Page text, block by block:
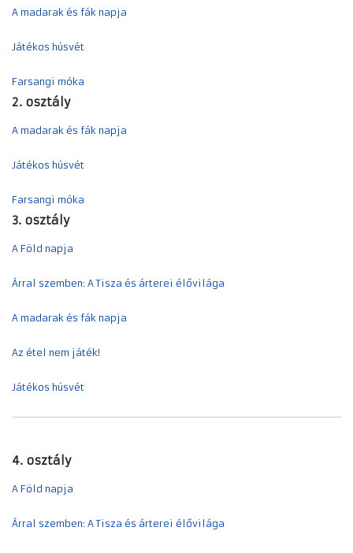
A madarak és fák napja
Játékos húsvét
Farsangi móka
2. osztály
A madarak és fák napja
Játékos húsvét
Farsangi móka
3. osztály
A Föld napja
Árral szemben: A Tisza és árterei élővilága
A madarak és fák napja
Az étel nem játék!
Játékos húsvét
4. osztály
A Föld napja
Árral szemben: A Tisza és árterei élővilága